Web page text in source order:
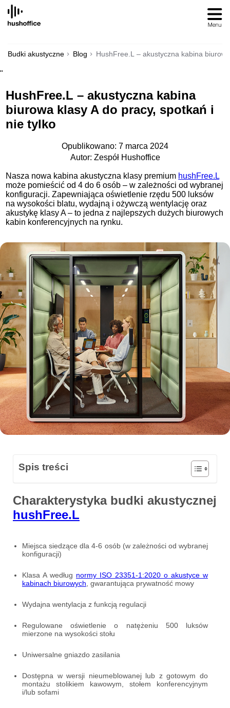
SKIP
CONTENT
Budki akustyczne Blog HushFree.L – akustyczna kabina
"
HushFree.L – akustyczna kabina
biurowa klasy A do pracy, spotkań i
nie tylko
Opublikowano: 7 marca 2024
Autor: Zespół Hushoffice
Nasza nowa kabina akustyczna klasy premium hushFree.L
może pomieścić od 4 do 6 osób – w zależności od wybranej
konfiguracji. Zapewniająca oświetlenie rzędu 500 luksów
na wysokości blatu, wydajną i ożywczą wentylację oraz
akustykę klasy A – to jedna z najlepszych dużych biurowych
kabin konferencyjnych na rynku.
Spis treści
Charakterystyka budki akustycznej
hushFree.L
Miejsca siedzące dla 4-6 osób (w zależności od wybranej
konfiguracji)
Klasa A według normy ISO 23351-1:2020 o akustyce w
kabinach biurowych , gwarantująca prywatność mowy
Wydajna wentylacja z funkcją regulacji
Regulowane oświetlenie o natężeniu 500 luksów
mierzone na wysokości stołu
Uniwersalne gniazdo zasilania
Dostępna w wersji nieumeblowanej lub z gotowym do
montażu stolikiem kawowym, stołem konferencyjnym
i/lub sofami